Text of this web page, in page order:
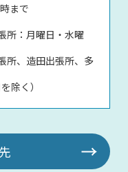
まで
所：月曜日・水曜
所、造田出張所、多
除く）